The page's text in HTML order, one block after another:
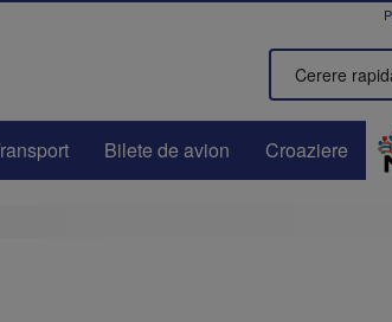
Cerere
Bilete de avion Croaziere